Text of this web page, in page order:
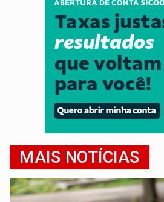
MAIS NOTÍCIAS